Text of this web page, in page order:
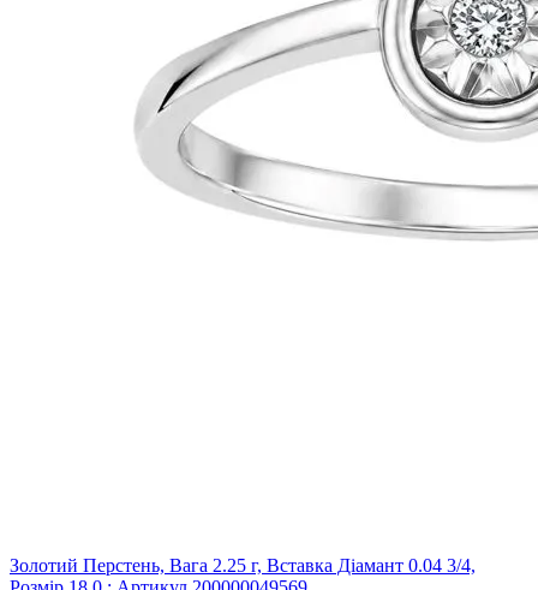
Золотий Перстень, Вага 2.25 г, Вставка Діамант 0.04 3/4,